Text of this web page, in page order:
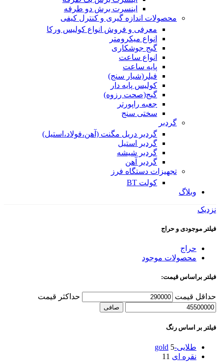
اینسرت برش دو طرفه
محصولات اندازه گیری و کنترل کیفی
معرفی و فروش انواع کولیس ورکا
انواع میکرومتر
گیج جوشکاری
انواع ساعت
پایه ساعت
فیلر(شیار سنج)
کولیس پایه دار
گیج(صحت رزوه)
جعبه راپورتر
سختی سنج
گردبر
گردبر دریل مگنت (آهن،فولاد،استیل)
گردبر استیل
گردبر شیشه
گردبر آهن
تجهیزات دستگاه فرز
کولت BT
وبلاگ
نزدیک
فیلتر موجودی و حراج
حراج
محصولات موجود
فیلتر براساس قیمت:
حداقل قیمت حداكثر قيمت
صافی
فیلتر بر اساس رنگ
طلایی-gold5
نقره ای 11